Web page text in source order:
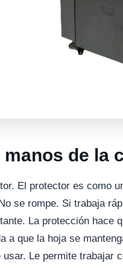
manos de la
El protector es como
se rompe. Si trabaja
La protección hace
a que la hoja se
Le permite trabajar